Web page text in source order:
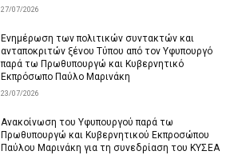
27/07/2026
Ενημέρωση των πολιτικών συντακτών και
ανταποκριτών ξένου Τύπου από τον Υφυπουργό
παρά τω Πρωθυπουργώ και Κυβερνητικό
Εκπρόσωπο Παύλο Μαρινάκη
23/07/2026
Ανακοίνωση του Υφυπουργού παρά τω
Πρωθυπουργώ και Κυβερνητικού Εκπροσώπου
Παύλου Μαρινάκη για τη συνεδρίαση του ΚΥΣΕΑ